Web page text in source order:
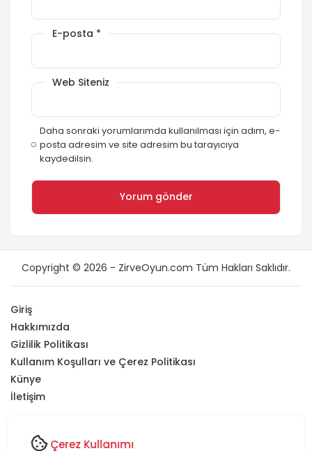
E-posta *
Web Siteniz
Daha sonraki yorumlarımda kullanılması için adım, e-
posta adresim ve site adresim bu tarayıcıya
kaydedilsin.
Copyright © 2026 - ZirveOyun.com Tüm Hakları Saklıdır.
Giriş
Hakkımızda
Gizlilik Politikası
Kullanım Koşulları ve Çerez Politikası
Künye
İletişim
izinsiz olarak kopyalanması, paylaşılması veya herhangi bir
Çerez Kullanımı